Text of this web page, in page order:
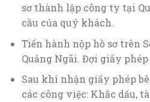
sơ thành lập công ty tại
cầu của quý khách.
Tiến hành nộp hồ sơ trên
Quảng Ngãi. Đợi giấy
Sau khi nhận giấy phép
các công việc: Khắc dấu,